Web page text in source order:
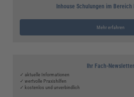
Inhouse Schulungen im Bereich
Mehr erfahren
Ihr Fach-Newsletter
✓ aktuelle Informationen
✓ wertvolle Praxishilfen
✓ kostenlos und unverbindlich